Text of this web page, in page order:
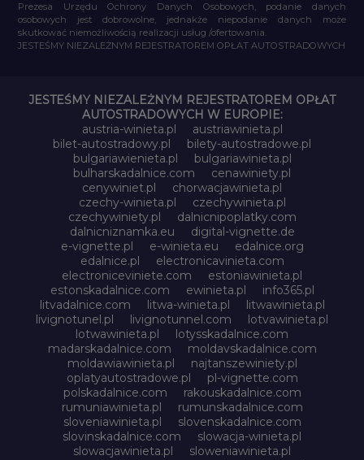
Prezesa Urzędu Ochrony Danych Osobowych, podanie danych
osobowych jest dobrowolne, jednakże niepodanie danych może
skutkować niemożliwością realizacji usług /ofertowania.
JESTEŚMY NIEZALEŻNYM REJESTRATOREM OPŁAT AUTOSTRADOWYCH
JESTEŚMY NIEZALEŻNYM REJESTRATOREM OPŁAT
AUTOSTRADOWYCH W EUROPIE:
austria-winieta.pl
austriawinieta.pl
bilet-autostradowy.pl
bilety-autostradowe.pl
bulgariawienieta.pl
bulgariawinieta.pl
bulharskadalnice.com
cenawiniety.pl
cenywiniet.pl
chorwacjawinieta.pl
czechy-winieta.pl
czechywinieta.pl
czechywiniety.pl
dalnicnipoplatky.com
dalnicniznamka.eu
digital-vignette.de
e-vignette.pl
e-winieta.eu
edalnice.org
edalnice.pl
electronicavinieta.com
electroniceviniete.com
estoniawinieta.pl
estonskadalnice.com
ewinieta.pl
info365.pl
litvadalnice.com
litwa-winieta.pl
litwawinieta.pl
livignotunel.pl
livignotunnel.com
lotvawinieta.pl
lotwawinieta.pl
lotysskadalnice.com
madarskadalnice.com
moldavskadalnice.com
moldawiawinieta.pl
najtanszewiniety.pl
oplatyautostradowe.pl
pl-vignette.com
polskadalnice.com
rakouskadalnice.com
rumuniawinieta.pl
rumunskadalnice.com
sloveniawinieta.pl
slovenskadalnice.com
slovinskadalnice.com
slowacja-winieta.pl
slowacjawinieta.pl
sloweniawinieta.pl